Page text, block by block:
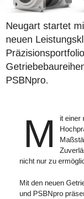
Neugart startet
neuen
PSBNpro.
M
it einer
nicht nur zu
Mit den neuen
und PSBNpro